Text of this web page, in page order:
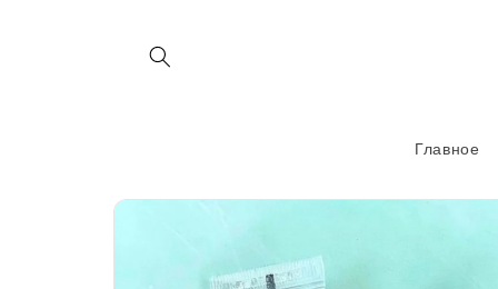
Главное
Перейти к